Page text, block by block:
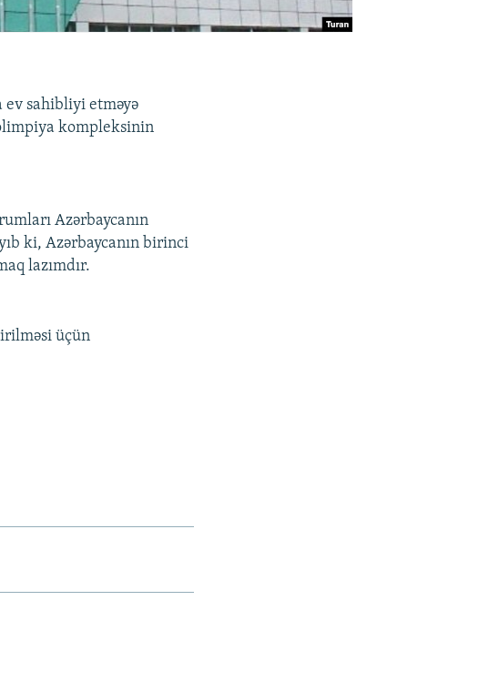
ev sahibliyi etməyə
kompleksinin
Azərbaycanın
ki, Azərbaycanın birinci
lazımdır.
üçün